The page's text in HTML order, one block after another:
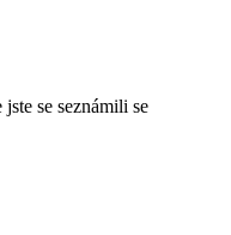
se seznámili se